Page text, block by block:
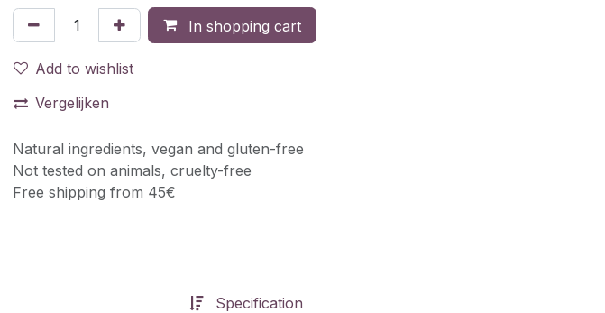
In shopping cart
Add to wishlist
Vergelijken
Natural ingredients, vegan and gluten-free
Not tested on animals, cruelty-free
Free shipping from 45€
Specification